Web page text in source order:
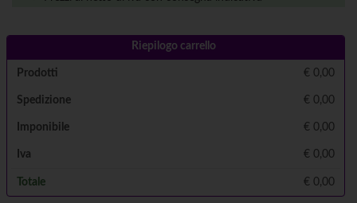
Riepilogo carrello
Prodotti € 0,00
Spedizione € 0,00
Imponibile € 0,00
Iva € 0,00
Totale € 0,00